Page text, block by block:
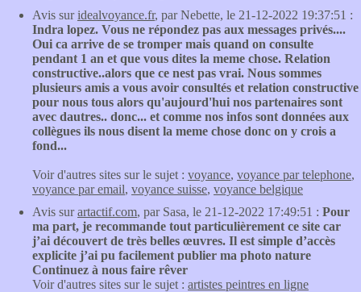
Avis suridealvoyance.fr, par Nebette, le 21-12-2022 19:37:51 :
Indra lopez. Vous ne répondez pas aux messages privés....
Oui ca arrive de se tromper mais quand on consulte
pendant 1 an et que vous dites la meme chose. Relation
constructive..alors que ce nest pas vrai. Nous sommes
plusieurs amis a vous avoir consultés et relation constructive
pour nous tous alors qu'aujourd'hui nos partenaires sont
avec dautres.. donc... et comme nos infos sont données aux
collègues ils nous disent la meme chose donc on y crois a
fond...
Voir d'autres sites sur le sujet : voyance, voyance par telephone,
voyance par email, voyance suisse, voyance belgique
Avis surartactif.com, par Sasa, le 21-12-2022 17:49:51 : Pour
ma part, je recommande tout particulièrement ce site car
j’ai découvert de très belles œuvres. Il est simple d’accès
explicite j’ai pu facilement publier ma photo nature
Continuez à nous faire rêver
Voir d'autres sites sur le sujet : artistes peintres en ligne